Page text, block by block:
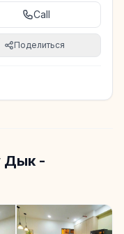
Call
Поделиться
Дык -